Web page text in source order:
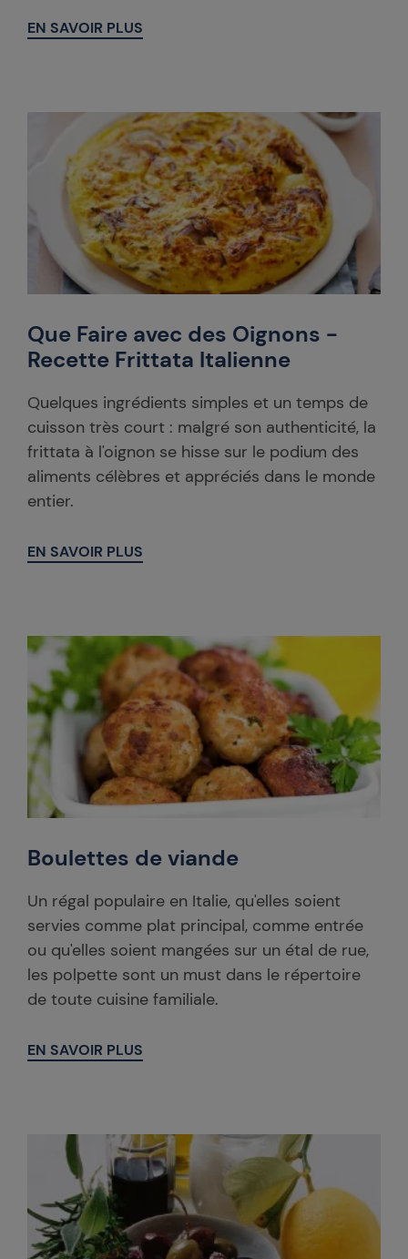
EN SAVOIR PLUS
Que Faire avec des Oignons -
Recette Frittata Italienne
Quelques ingrédients simples et un temps de
cuisson très court : malgré son authenticité, la
frittata à l'oignon se hisse sur le podium des
aliments célèbres et appréciés dans le monde
entier.
EN SAVOIR PLUS
Boulettes de viande
Un régal populaire en Italie, qu'elles soient
servies comme plat principal, comme entrée
ou qu'elles soient mangées sur un étal de rue,
les polpette sont un must dans le répertoire
de toute cuisine familiale.
EN SAVOIR PLUS